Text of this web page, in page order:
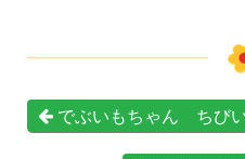
でぶいもちゃん ちび